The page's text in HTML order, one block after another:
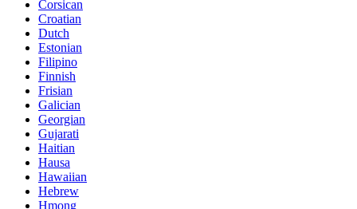
Corsican
Croatian
Dutch
Estonian
Filipino
Finnish
Frisian
Galician
Georgian
Gujarati
Haitian
Hausa
Hawaiian
Hebrew
Hmong